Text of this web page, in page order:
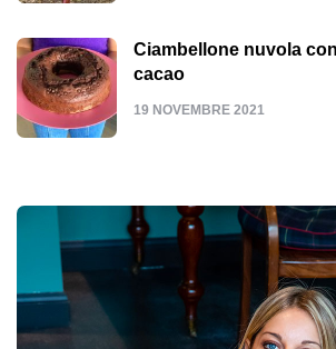
Ciambellone nuvola
cacao
19 NOVEMBRE 2021